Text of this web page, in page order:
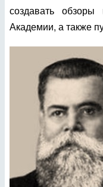
создавать обзоры
Академии, а также